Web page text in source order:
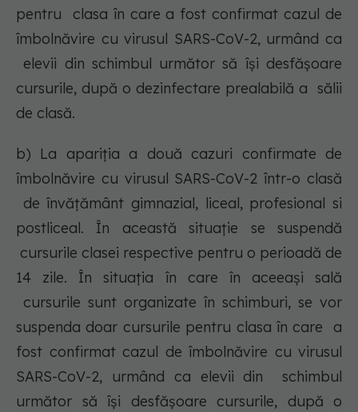
pentru clasa în care a fost confirmat cazul de
îmbolnăvire cu virusul SARS-CoV-2, urmând ca
elevii din schimbul următor să îşi desfăşoare
cursurile, după o dezinfectare prealabilă a sălii
de clasă.
b) La apariţia a două cazuri confirmate de
îmbolnăvire cu virusul SARS-CoV-2 într-o clasă
de învățământ gimnazial, liceal, profesional si
postliceal. În această situație se suspendă
cursurile clasei respective pentru o perioadă de
14 zile. În situaţia în care în aceeaşi sală
cursurile sunt organizate în schimburi, se vor
suspenda doar cursurile pentru clasa în care a
fost confirmat cazul de îmbolnăvire cu virusul
SARS-CoV-2, urmând ca elevii din schimbul
următor să îşi desfăşoare cursurile, după o